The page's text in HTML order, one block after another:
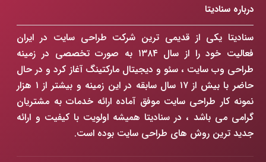
درباره سنادیتا
سنادیتا یکی از قدیمی ترین شرکت طراحی سایت در ایران
فعالیت خود را از سال ۱۳۸۴ به صورت تخصصی در زمینه
طراحی وب سایت ، سئو و دیجیتال مارکتینگ آغاز کرد و در حال
حاضر با بیش از ۱۷ سال سابقه در این زمینه و بیشتر از ۱ هزار
نمونه کار طراحی سایت موفق آماده ارائه خدمات به مشتریان
گرامی می باشد ، در سنادیتا همیشه اولویت با کیفیت و ارائه
جدید ترین روش های طراحی سایت بوده است.